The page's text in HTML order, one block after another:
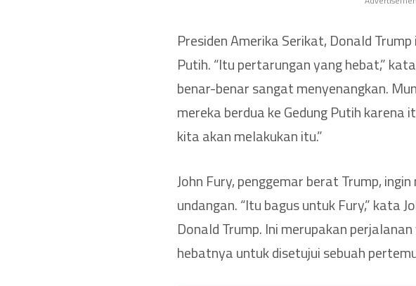
Presiden Amerika Serikat, Donald
Putih. “Itu pertarungan yang hebat,”
benar-benar sangat menyenangkan.
mereka berdua ke Gedung Putih karena
kita akan melakukan itu.”
John Fury, penggemar berat Trump,
undangan. “Itu bagus untuk Fury,” kata
Donald Trump. Ini merupakan
hebatnya untuk disetujui sebuah